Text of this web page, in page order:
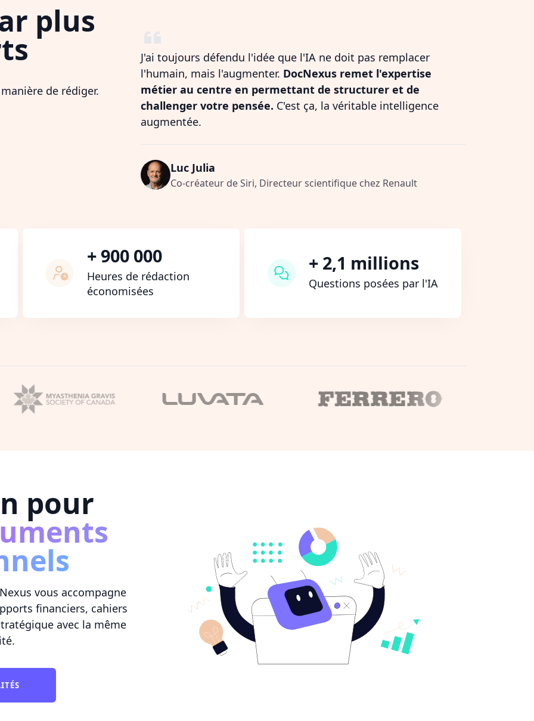
plus
de rédiger.
J'ai toujours défendu l'idée que l'IA ne doit pas remplacer
l'humain, mais l'augmenter. DocNexus remet l'expertise
métier au centre en permettant de structurer et de
challenger votre pensée. C'est ça, la véritable intelligence
augmentée.
Luc Julia
Co-créateur de Siri, Directeur scientifique chez Renault
+ 900 000
Heures de rédaction
économisées
+ 2,1 millions
Questions posées par l'IA
pour
vous accompagne
financiers, cahiers
avec la même